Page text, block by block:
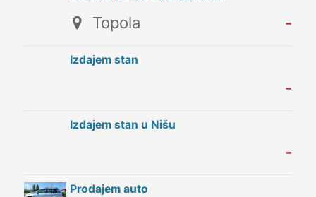
Topola -
Izdajem stan
-
Izdajem stan u Nišu
-
Prodajem auto